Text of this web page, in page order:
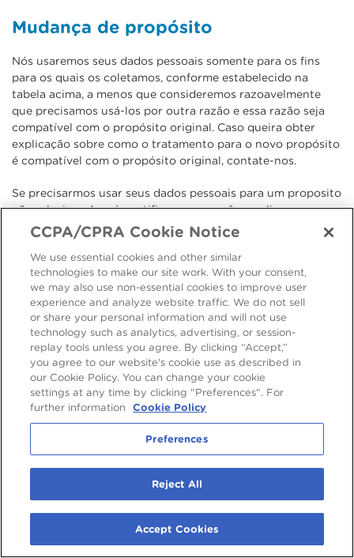
Mudança de propósito
Nós usaremos seus dados pessoais somente para os fins
para os quais os coletamos, conforme estabelecido na
tabela acima, a menos que consideremos razoavelmente
que precisamos usá-los por outra razão e essa razão seja
compatível com o propósito original. Caso queira obter
explicação sobre como o tratamento para o novo propósito
é compatível com o propósito original, contate-nos.
Se precisarmos usar seus dados pessoais para um proposito
não relacionado, nós notificaremos você e explicaremos o
fundamento legal que nos permite preceder dessa forma.
Informamos que podemos tratar seus dados pessoais sem
seu conhecimento ou consentimento, em conformidade
com as regras acima, caso seja exigido ou permitido por lei.
5. Divulhações de Seus Dados
Pessoais
É possível que tenhamos que compartilhar seus dados
pessoais com os terceiros estabelecidos abaixo para os fins
previstos na tabela do parágrafo 4 acima.
Terceiros Internos, conforme estabelecido
no Glossário.
Terceiros Externos, conforme estabelecido
no Glossário.
Terceiros a quem possamos optar por vender,
CCPA/CPRA Cookie Notice
We use essential cookies and other similar
technologies to make our site work. With your consent,
we may also use non-essential cookies to improve user
experience and analyze website traffic. We do not sell
or share your personal information and will not use
technology such as analytics, advertising, or session-
replay tools unless you agree. By clicking “Accept,”
you agree to our website's cookie use as described in
our Cookie Policy. You can change your cookie
settings at any time by clicking "Preferences". For
further information
Cookie Policy
Preferences
Reject All
Accept Cookies